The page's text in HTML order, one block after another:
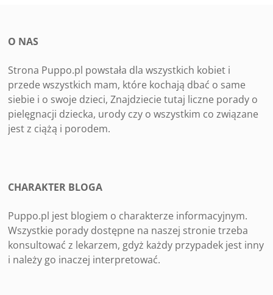
O NAS
Strona Puppo.pl powstała dla wszystkich kobiet i
przede wszystkich mam, które kochają dbać o same
siebie i o swoje dzieci, Znajdziecie tutaj liczne porady o
pielęgnacji dziecka, urody czy o wszystkim co związane
jest z ciążą i porodem.
CHARAKTER BLOGA
Puppo.pl jest blogiem o charakterze informacyjnym.
Wszystkie porady dostępne na naszej stronie trzeba
konsultować z lekarzem, gdyż każdy przypadek jest inny
i należy go inaczej interpretować.